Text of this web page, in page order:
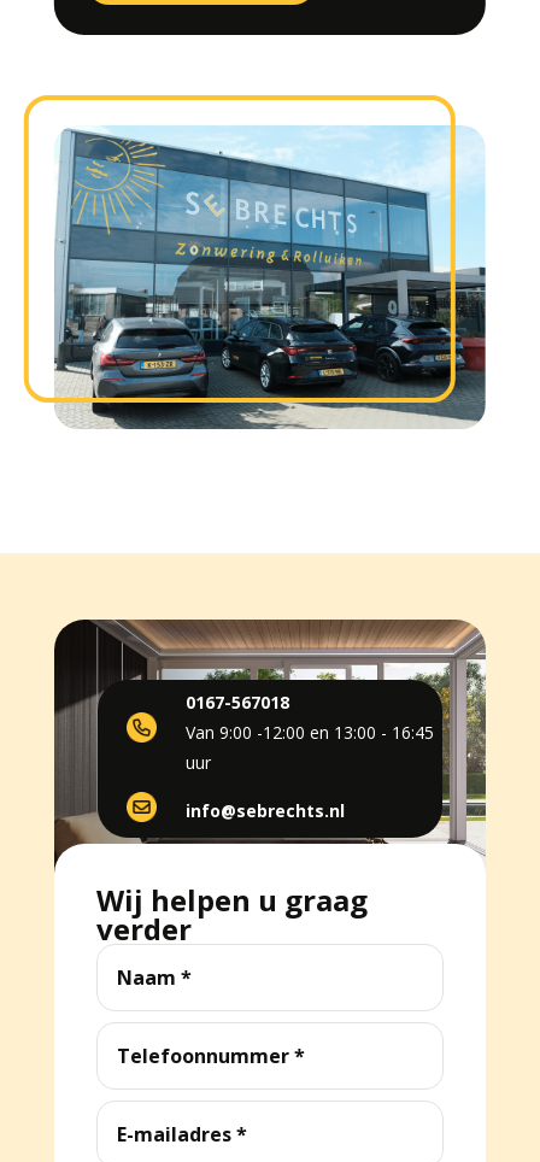
0167-567018
Van 9:00 -12:00 en 13:00 - 16:45
uur
info@sebrechts.nl
Wij helpen u graag
verder